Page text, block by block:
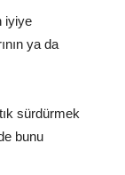
iyiye
ya da
sürdürmek
bunu